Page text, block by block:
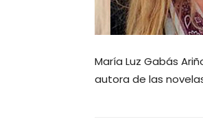
María Luz Gabás
autora de las